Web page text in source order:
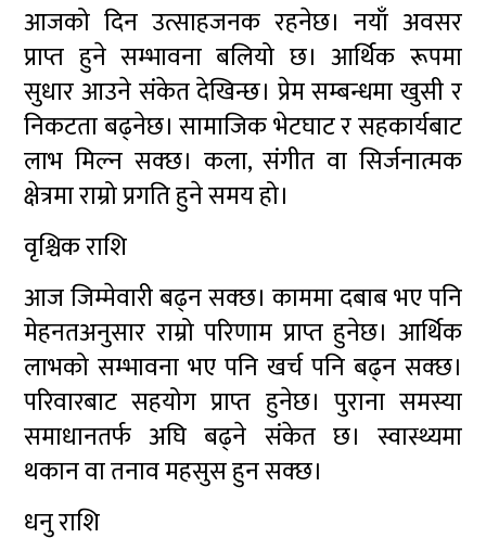
आजको दिन उत्साहजनक रहनेछ। नयाँ अवसर
प्राप्त हुने सम्भावना बलियो छ। आर्थिक रूपमा
सुधार आउने संकेत देखिन्छ। प्रेम सम्बन्धमा खुसी र
निकटता बढ्नेछ। सामाजिक भेटघाट र सहकार्यबाट
लाभ मिल्न सक्छ। कला, संगीत वा सिर्जनात्मक
क्षेत्रमा राम्रो प्रगति हुने समय हो।
वृश्चिक राशि
आज जिम्मेवारी बढ्न सक्छ। काममा दबाब भए पनि
मेहनतअनुसार राम्रो परिणाम प्राप्त हुनेछ। आर्थिक
लाभको सम्भावना भए पनि खर्च पनि बढ्न सक्छ।
परिवारबाट सहयोग प्राप्त हुनेछ। पुराना समस्या
समाधानतर्फ अघि बढ्ने संकेत छ। स्वास्थ्यमा
थकान वा तनाव महसुस हुन सक्छ।
धनु राशि